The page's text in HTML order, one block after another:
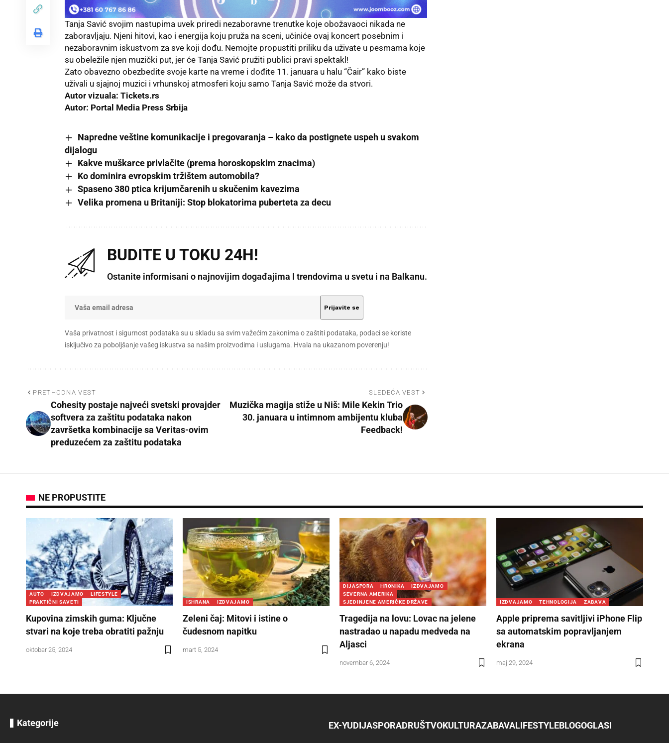
Tanja Savić svojim nastupima uvek priredi nezaboravne trenutke koje obožavaoci nikada ne
zaboravljaju. Njeni hitovi, kao i energija koju pruža na sceni, učiniće ovaj koncert posebnim i
nezaboravnim iskustvom za sve koji dođu. Nemojte propustiti priliku da uživate u pesmama koje
su obeležile njen muzički put, jer će Tanja Savić pružiti publici pravi spektakl!
Zato obavezno obezbedite svoje karte na vreme i dođite 11. januara u halu “Čair” kako biste
uživali u sjajnoj muzici i vrhunskoj atmosferi koju samo Tanja Savić može da stvori.
Autor vizuala: Tickets.rs
Autor: Portal Media Press Srbija
Napredne veštine komunikacije i pregovaranja – kako da postignete uspeh u svakom
dijalogu
Kakve muškarce privlačite (prema horoskopskim znacima)
Ko dominira evropskim tržištem automobila?
Spaseno 380 ptica krijumčarenih u skučenim kavezima
Velika promena u Britaniji: Stop blokatorima puberteta za decu
BUDITE U TOKU 24H!
Ostanite informisani o najnovijim događajima I trendovima u svetu i na Balkanu.
Vaša privatnost i sigurnost podataka su u skladu sa svim važećim zakonima o zaštiti podataka, podaci se koriste
isključivo za poboljšanje vašeg iskustva sa našim proizvodima i uslugama. Hvala na ukazanom poverenju!
PRETHODNA VEST
Cohesity postaje najveći svetski provajder
softvera za zaštitu podataka nakon
završetka kombinacije sa Veritas-ovim
preduzećem za zaštitu podataka
SLEDEĆA VEST
Muzička magija stiže u Niš: Mile Kekin Trio
30. januara u intimnom ambijentu kluba
Feedback!
NE PROPUSTITE
AUTO IZDVAJAMO
LIFESTYLE
PRAKTIČNI SAVETI
Kupovina zimskih guma: Ključne
stvari na koje treba obratiti pažnju
oktobar 25, 2024
ISHRANA IZDVAJAMO
Zeleni čaj: Mitovi i istine o
čudesnom napitku
mart 5, 2024
DIJASPORA HRONIKA
IZDVAJAMO
SEVERNA AMERIKA
SJEDINJENE AMERIČKE DRŽAVE
Tragedija na lovu: Lovac na jelene
nastradao u napadu medveda na
Aljasci
novembar 6, 2024
IZDVAJAMO TEHNOLOGIJA ZABAVA
Apple priprema savitljivi iPhone Flip
sa automatskim popravljanjem
ekrana
maj 29, 2024
Kategorije EX-YUDIJASPORADRUŠTVOKULTURAZABAVALIFESTYLEBLOGOGLASI